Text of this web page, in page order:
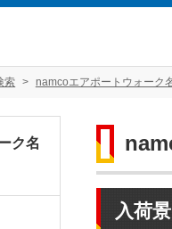
索 namcoエアポートウォーク
入荷
ク名